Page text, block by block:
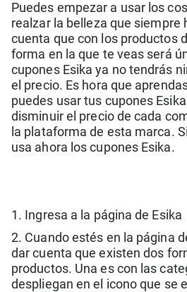
Puedes empezar a usar los
realzar la belleza que siempre
cuenta que con los productos
forma en la que te veas será
cupones Esika ya no tendrás
el precio. Es hora que
puedes usar tus cupones
disminuir el precio de cada
la plataforma de esta marca.
usa ahora los cupones Esika.
1. Ingresa a la página de Esika
2. Cuando estés en la página
dar cuenta que existen dos
productos. Una es con las
despliegan en el icono que se